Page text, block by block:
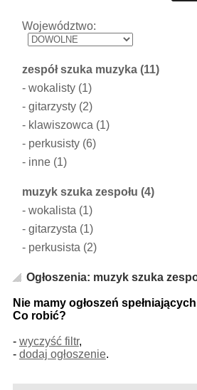
Województwo:
zespół szuka muzyka (11)
-wokalisty (1)
-gitarzysty (2)
- klawiszowca (1)
- perkusisty (6)
- inne (1)
muzyk szuka zespołu (4)
-wokalista (1)
-gitarzysta (1)
- perkusista (2)
Ogłoszenia: muzyk szuka
Nie mamy ogłoszeń
Co robić?
- wyczyść filtr,
- dodaj ogłoszenie.